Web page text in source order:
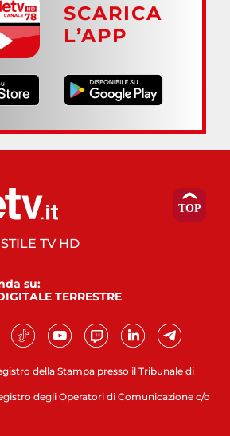
SCARICA
L’APP
della Stampa presso il Tribunale di
degli Operatori di Comunicazione c/o
TV HD
su:
TERRESTRE